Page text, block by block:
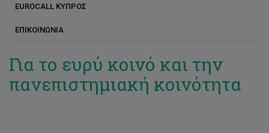
Κινέζικα
Ανδρούλλα Αθανασίου
Αντιγόνη Παρμαξή
EUROCALL ΚΥΠΡΟΣ
ΕΠΙΚΟΙΝΩΝΙΑ
Για το ευρύ κοινό και την
πανεπιστημιακή κοινότητα